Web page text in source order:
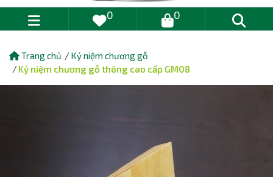
Trang chủ
Kỷ niệm chương gỗ
Kỷ niệm chương gỗ thông cao cấp GM08
0 0